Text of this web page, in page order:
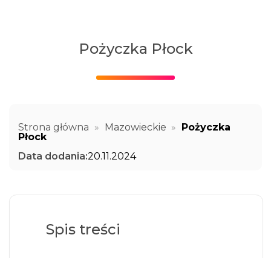
Pożyczka Płock
Strona główna » Mazowieckie » Pożyczka
Płock
Data dodania:20.11.2024
Spis treści